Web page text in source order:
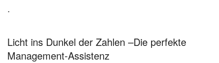
.
Licht ins Dunkel der Zahlen –Die perfekte
Management-Assistenz